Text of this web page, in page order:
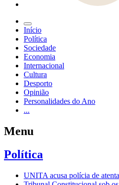
Início
Política
Sociedade
Economia
Internacional
Cultura
Desporto
Opinião
Personalidades do Ano
...
Menu
Política
UNITA acusa polícia de